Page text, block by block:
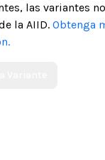
las variantes no
la AIID. Obtenga